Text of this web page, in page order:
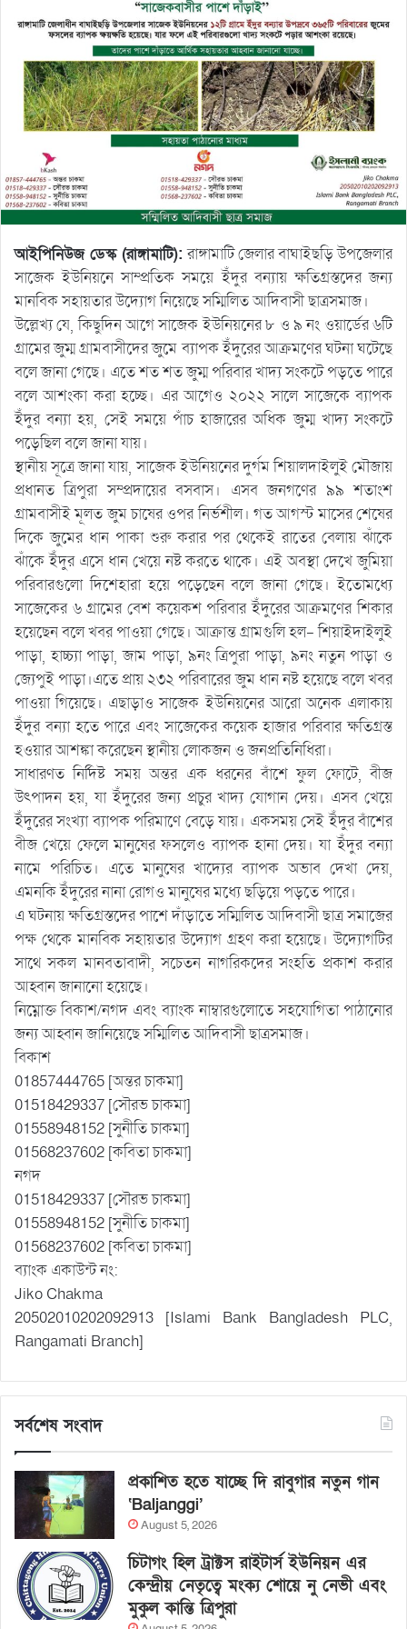
আইপিনিউজ ডেস্ক (রাঙ্গামাটি): রাঙ্গামাটি জেলার বাঘাইছড়ি উপজেলার
সাজেক ইউনিয়নে সাম্প্রতিক সময়ে ইঁদুর বন্যায় ক্ষতিগ্রস্তদের জন্য
মানবিক সহায়তার উদ্যোগ নিয়েছে সম্মিলিত আদিবাসী ছাত্রসমাজ।
উল্লেখ্য যে, কিছুদিন আগে সাজেক ইউনিয়নের ৮ ও ৯ নং ওয়ার্ডের ৬টি
গ্রামের জুম্ম গ্রামবাসীদের জুমে ব্যাপক ইঁদুরের আক্রমণের ঘটনা ঘটেছে
বলে জানা গেছে। এতে শত শত জুম্ম পরিবার খাদ্য সংকটে পড়তে পারে
বলে আশংকা করা হচ্ছে। এর আগেও ২০২২ সালে সাজেকে ব্যাপক
ইঁদুর বন্যা হয়, সেই সময়ে পাঁচ হাজারের অধিক জুম্ম খাদ্য সংকটে
পড়েছিল বলে জানা যায়।
স্থানীয় সূত্রে জানা যায়, সাজেক ইউনিয়নের দুর্গম শিয়ালদাইলুই মৌজায়
প্রধানত ত্রিপুরা সম্প্রদায়ের বসবাস। এসব জনগণের ৯৯ শতাংশ
গ্রামবাসীই মূলত জুম চাষের ওপর নির্ভশীল। গত আগস্ট মাসের শেষের
দিকে জুমের ধান পাকা শুরু করার পর থেকেই রাতের বেলায় ঝাঁকে
ঝাঁকে ইঁদুর এসে ধান খেয়ে নষ্ট করতে থাকে। এই অবস্থা দেখে জুমিয়া
পরিবারগুলো দিশেহারা হয়ে পড়েছেন বলে জানা গেছে। ইতোমধ্যে
সাজেকের ৬ গ্রামের বেশ কয়েকশ পরিবার ইঁদুরের আক্রমণের শিকার
হয়েছেন বলে খবর পাওয়া গেছে। আক্রান্ত গ্রামগুলি হল- শিয়াইদাইলুই
পাড়া, হাচ্চ্যা পাড়া, জাম পাড়া, ৯নং ত্রিপুরা পাড়া, ৯নং নতুন পাড়া ও
জ্যেপুই পাড়া।এতে প্রায় ২৩২ পরিবারের জুম ধান নষ্ট হয়েছে বলে খবর
পাওয়া গিয়েছে। এছাড়াও সাজেক ইউনিয়নের আরো অনেক এলাকায়
ইঁদুর বন্যা হতে পারে এবং সাজেকের কয়েক হাজার পরিবার ক্ষতিগ্রস্ত
হওয়ার আশঙ্কা করেছেন স্থানীয় লোকজন ও জনপ্রতিনিধিরা।
সাধারণত নির্দিষ্ট সময় অন্তর এক ধরনের বাঁশে ফুল ফোটে, বীজ
উৎপাদন হয়, যা ইঁদুরের জন্য প্রচুর খাদ্য যোগান দেয়। এসব খেয়ে
ইঁদুরের সংখ্যা ব্যাপক পরিমাণে বেড়ে যায়। একসময় সেই ইঁদুর বাঁশের
বীজ খেয়ে ফেলে মানুষের ফসলেও ব্যাপক হানা দেয়। যা ইঁদুর বন্যা
নামে পরিচিত। এতে মানুষের খাদ্যের ব্যাপক অভাব দেখা দেয়,
এমনকি ইঁদুরের নানা রোগও মানুষের মধ্যে ছড়িয়ে পড়তে পারে।
এ ঘটনায় ক্ষতিগ্রস্তদের পাশে দাঁড়াতে সম্মিলিত আদিবাসী ছাত্র সমাজের
পক্ষ থেকে মানবিক সহায়তার উদ্যোগ গ্রহণ করা হয়েছে। উদ্যোগটির
সাথে সকল মানবতাবাদী, সচেতন নাগরিকদের সংহতি প্রকাশ করার
আহ্বান জানানো হয়েছে।
নিম্নোক্ত বিকাশ/নগদ এবং ব্যাংক নাম্বারগুলোতে সহযোগিতা পাঠানোর
জন্য আহ্বান জানিয়েছে সম্মিলিত আদিবাসী ছাত্রসমাজ।
বিকাশ
01857444765 [অন্তর চাকমা]
01518429337 [সৌরভ চাকমা]
01558948152 [সুনীতি চাকমা]
01568237602 [কবিতা চাকমা]
নগদ
01518429337 [সৌরভ চাকমা]
01558948152 [সুনীতি চাকমা]
01568237602 [কবিতা চাকমা]
ব্যাংক একাউন্ট নং:
Jiko Chakma
20502010202092913 [Islami Bank Bangladesh PLC,
Rangamati Branch]
সর্বশেষ সংবাদ
প্রকাশিত হতে যাচ্ছে দি রাবুগার নতুন গান
‘Baljanggi’
August 5, 2026
চিটাগং হিল ট্রাক্টস রাইটার্স ইউনিয়ন এর
কেন্দ্রীয় নেতৃত্বে মংক্য শোয়ে নু নেভী এবং
মুকুল কান্তি ত্রিপুরা